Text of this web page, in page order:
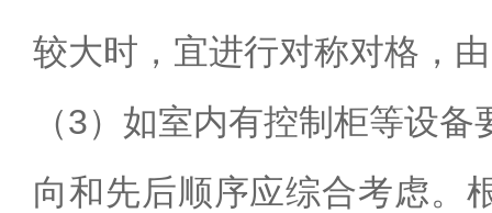
较大时，宜进行对称对格，
（3）如室内有控制柜等设
向和先后顺序应综合考虑。